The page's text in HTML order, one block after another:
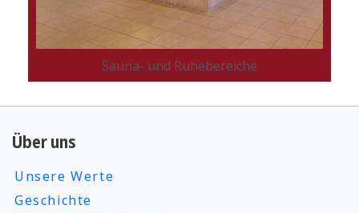
Sauna- und Ruhebereiche
Über uns
Unsere Werte
Geschichte